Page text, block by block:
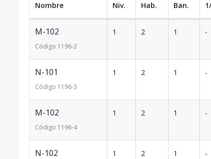
Nombre Niv. Hab. Ban.
M-102
Código 1196-2
1 2 1 -
N-101
Código 1196-3
1 2 1 -
M-102
Código 1196-4
1 2 1 -
N-102 1 2 1 -